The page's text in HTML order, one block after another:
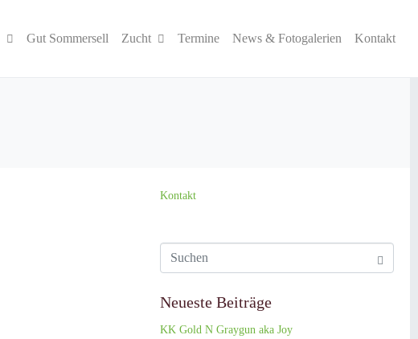
Gut Sommersell Zucht Termine News & Fotogalerien Kontakt
Kontakt
Neueste Beiträge
KK Gold N Graygun aka Joy